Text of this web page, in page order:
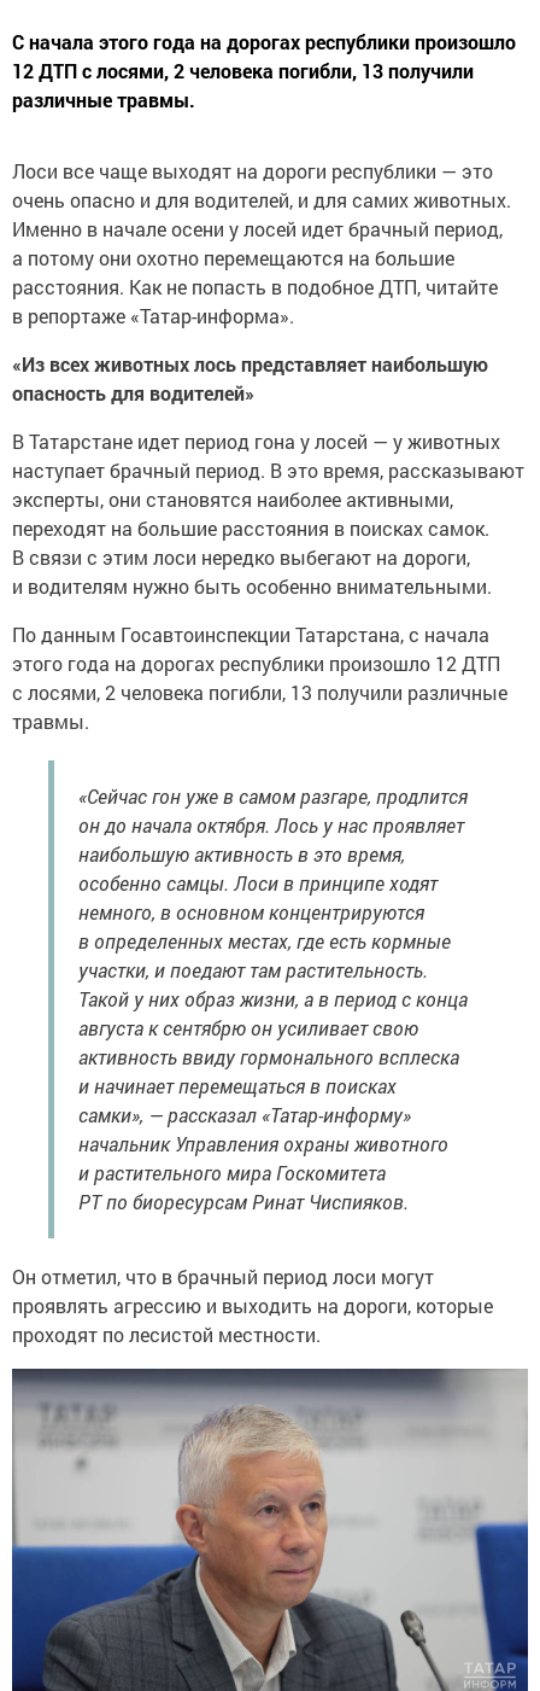
C начала этого года на дорогах республики произошло
12 ДТП с лосями, 2 человека погибли, 13 получили
различные травмы.
Лоси все чаще выходят на дороги республики — это
очень опасно и для водителей, и для самих животных.
Именно в начале осени у лосей идет брачный период,
а потому они охотно перемещаются на большие
расстояния. Как не попасть в подобное ДТП, читайте
в репортаже «Татар-информа».
«Из всех животных лось представляет наибольшую
опасность для водителей»
В Татарстане идет период гона у лосей — у животных
наступает брачный период. В это время, рассказывают
эксперты, они становятся наиболее активными,
переходят на большие расстояния в поисках самок.
В связи с этим лоси нередко выбегают на дороги,
и водителям нужно быть особенно внимательными.
По данным Госавтоинспекции Татарстана, с начала
этого года на дорогах республики произошло 12 ДТП
с лосями, 2 человека погибли, 13 получили различные
травмы.
«Сейчас гон уже в самом разгаре, продлится
он до начала октября. Лось у нас проявляет
наибольшую активность в это время,
особенно самцы. Лоси в принципе ходят
немного, в основном концентрируются
в определенных местах, где есть кормные
участки, и поедают там растительность.
Такой у них образ жизни, а в период с конца
августа к сентябрю он усиливает свою
активность ввиду гормонального всплеска
и начинает перемещаться в поисках
самки», — рассказал «Татар-информу»
начальник Управления охраны животного
и растительного мира Госкомитета
РТ по биоресурсам Ринат Чиспияков.
Он отметил, что в брачный период лоси могут
проявлять агрессию и выходить на дороги, которые
проходят по лесистой местности.